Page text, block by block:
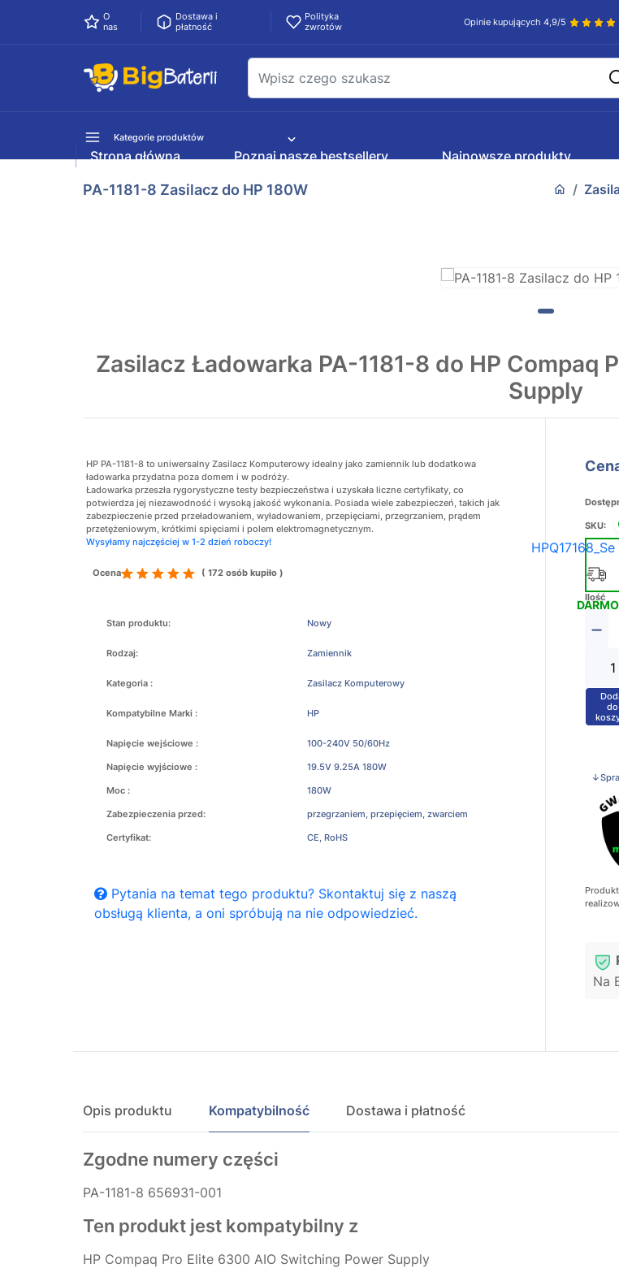
O
nas
Dostawa i
płatność
Polityka
zwrotów
Opinie kupujących 4,9/5
Kategorie produktów
Strona główna Poznaj nasze bestsellery Najnowsze produkty
PA-1181-8 Zasilacz do HP 180W
Zasilacz Ładowarka PA-1181-8 do HP Compaq
Supply
HP PA-1181-8 to uniwersalny Zasilacz Komputerowy idealny jako zamiennik lub dodatkowa
ładowarka przydatna poza domem i w podróży.
Ładowarka przeszła rygorystyczne testy bezpieczeństwa i uzyskała liczne certyfikaty, co
potwierdza jej niezawodność i wysoką jakość wykonania. Posiada wiele zabezpieczeń, takich jak
zabezpieczenie przed przeładowaniem, wyładowaniem, przepięciami, przegrzaniem, prądem
przetężeniowym, krótkimi spięciami i polem elektromagnetycznym.
Wysyłamy najczęściej w 1-2 dzień roboczy!
Ocena ( 172 osób kupiło )
Stan produktu: Nowy
Rodzaj: Zamiennik
Kategoria : Zasilacz Komputerowy
Kompatybilne Marki : HP
Napięcie wejściowe : 100-240V 50/60Hz
Napięcie wyjściowe : 19.5V 9.25A 180W
Moc : 180W
Zabezpieczenia przed: przegrzaniem, przepięciem, zwarciem
Certyfikat: CE, RoHS
Pytania na temat tego produktu? Skontaktuj się z naszą
obsługą klienta, a oni spróbują na nie odpowiedzieć.
SKU:
HPQ17168_Se
Ilość
−
+do
Na
Opis produktu Kompatybilność Dostawa i płatność
Zgodne numery części
PA-1181-8 656931-001
Ten produkt jest kompatybilny z
HP Compaq Pro Elite 6300 AIO Switching Power Supply